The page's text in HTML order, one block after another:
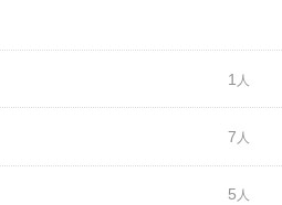
1
7
5